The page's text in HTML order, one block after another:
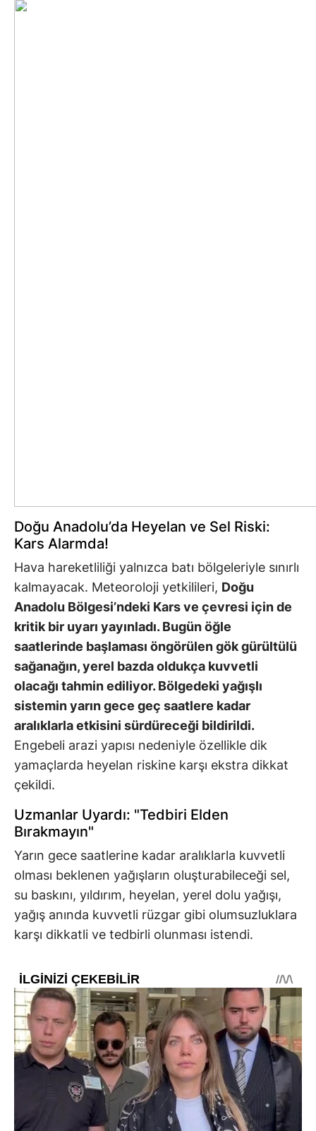
Doğu Anadolu’da Heyelan ve Sel Riski:
Kars Alarmda!
Hava hareketliliği yalnızca batı bölgeleriyle sınırlı
kalmayacak. Meteoroloji yetkilileri, Doğu
Anadolu Bölgesi’ndeki Kars ve çevresi için de
kritik bir uyarı yayınladı. Bugün öğle
saatlerinde başlaması öngörülen gök gürültülü
sağanağın, yerel bazda oldukça kuvvetli
olacağı tahmin ediliyor. Bölgedeki yağışlı
sistemin yarın gece geç saatlere kadar
aralıklarla etkisini sürdüreceği bildirildi.
Engebeli arazi yapısı nedeniyle özellikle dik
yamaçlarda heyelan riskine karşı ekstra dikkat
çekildi.
Uzmanlar Uyardı: "Tedbiri Elden
Bırakmayın"
Yarın gece saatlerine kadar aralıklarla kuvvetli
olması beklenen yağışların oluşturabileceği sel,
su baskını, yıldırım, heyelan, yerel dolu yağışı,
yağış anında kuvvetli rüzgar gibi olumsuzluklara
karşı dikkatli ve tedbirli olunması istendi.